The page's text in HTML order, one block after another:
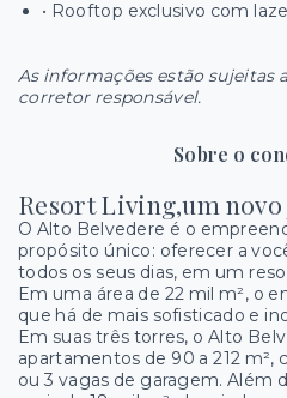
• Rooftop exclusivo com
As informações estão sujeitas
corretor responsável.
Sobre o
Resort Living,um
O Alto Belvedere é o
propósito único: oferecer a
todos os seus dias, em um
Em uma área de 22 mil m², o
que há de mais sofisticado e
Em suas três torres, o Alto
apartamentos de 90 a 212 m²,
ou 3 vagas de garagem. Além